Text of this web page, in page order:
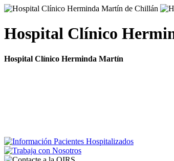
Hospital Clínico
Hospital Clínico Herminda Martín